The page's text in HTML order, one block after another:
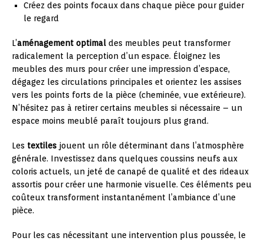
Créez des points focaux dans chaque pièce pour guider
le regard
L’aménagement optimal des meubles peut transformer
radicalement la perception d’un espace. Éloignez les
meubles des murs pour créer une impression d’espace,
dégagez les circulations principales et orientez les assises
vers les points forts de la pièce (cheminée, vue extérieure).
N’hésitez pas à retirer certains meubles si nécessaire – un
espace moins meublé paraît toujours plus grand.
Les textiles jouent un rôle déterminant dans l’atmosphère
générale. Investissez dans quelques coussins neufs aux
coloris actuels, un jeté de canapé de qualité et des rideaux
assortis pour créer une harmonie visuelle. Ces éléments peu
coûteux transforment instantanément l’ambiance d’une
pièce.
Pour les cas nécessitant une intervention plus poussée, le